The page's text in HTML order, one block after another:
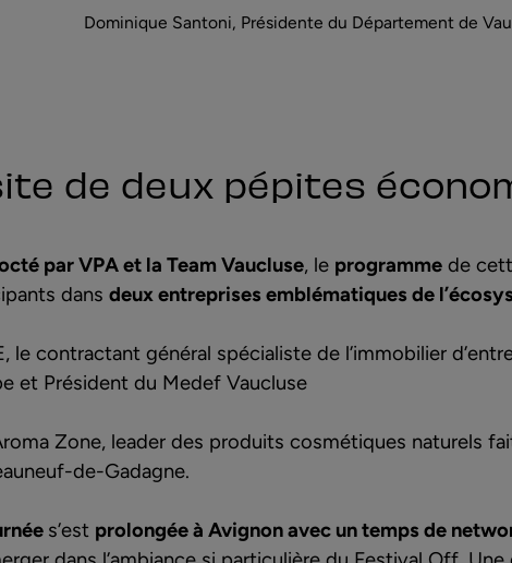
Dominique Santoni, Présidente du Département de
de deux pépites
par VPA et la Team Vaucluse, le programme de
dans deux entreprises emblématiques de
, le contractant général spécialiste de l’immobilier
et Président du Medef Vaucluse
Zone, leader des produits cosmétiques naturels
de-Gadagne.
s’est prolongée à Avignon avec un temps de